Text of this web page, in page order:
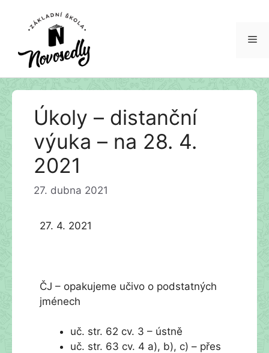
Přeskočit
Úkoly – distanční
výuka – na 28. 4.
2021
27. dubna 2021
27. 4. 2021
ČJ – opakujeme učivo o podstatných
jménech
uč. str. 62 cv. 3 – ústně
uč. str. 63 cv. 4 a), b), c) – přes